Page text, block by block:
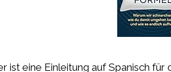
ist eine Einleitung auf Spanisch